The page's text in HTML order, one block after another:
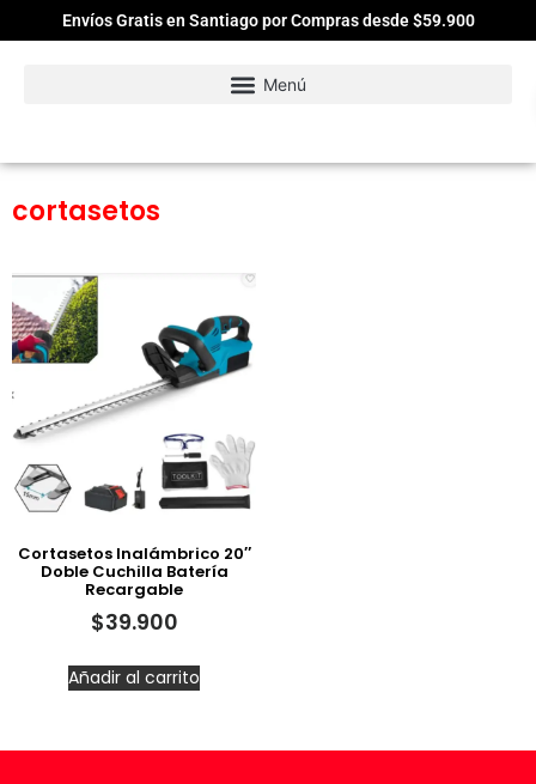
Envíos Gratis en Santiago por Compras desde $59.900
cortasetos
Cortasetos Inalámbrico 20″
Doble Cuchilla Batería
Recargable
$39.900
Añadir al carrito